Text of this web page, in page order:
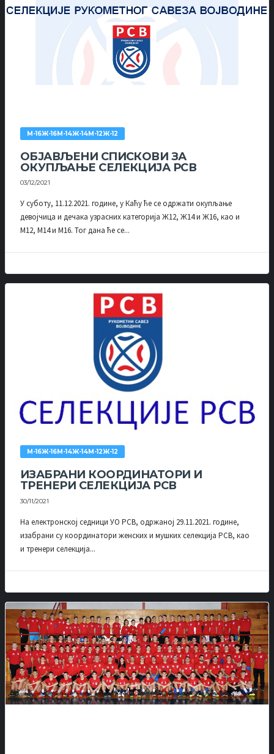
М-16Ж-16М-14Ж-14М-12Ж-12
ОБЈАВЉЕНИ СПИСКОВИ ЗА
ОКУПЉАЊЕ СЕЛЕКЦИЈА РСВ
03/12/2021
У суботу, 11.12.2021. године, у Каћу ће се одржати окупљање
девојчица и дечака узрасних категорија Ж12, Ж14 и Ж16, као и
М12, М14 и М16. Тог дана ће се...
М-16Ж-16М-14Ж-14М-12Ж-12
ИЗАБРАНИ КООРДИНАТОРИ И
ТРЕНЕРИ СЕЛЕКЦИЈА РСВ
30/11/2021
На електронској седници УО РСВ, одржаној 29.11.2021. године,
изабрани су координатори женских и мушких селекција РСВ, као
и тренери селекција...